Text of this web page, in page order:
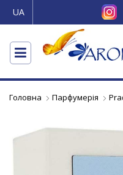
UA
Головна Парфумерія